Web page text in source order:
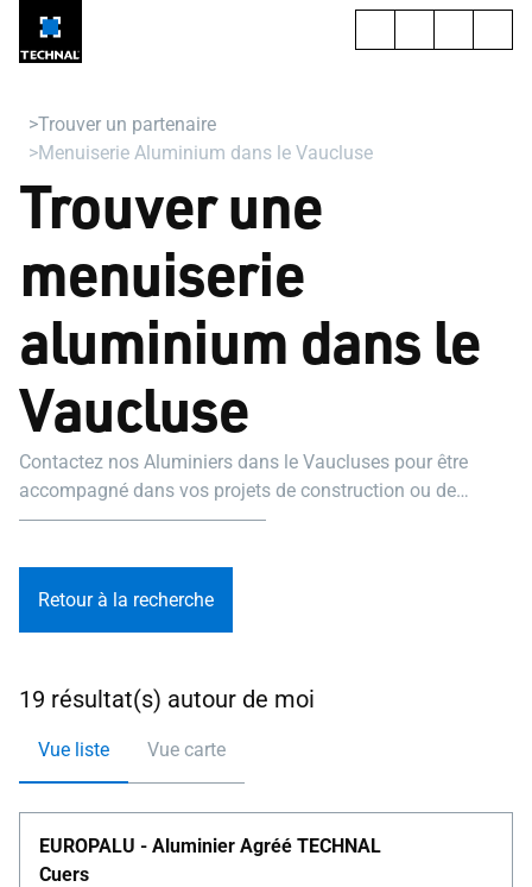
Trouver un partenaire
Menuiserie Aluminium dans le Vaucluse
Trouver une
menuiserie
aluminium dans le
Vaucluse
Contactez nos Aluminiers dans le Vaucluses pour être
accompagné dans vos projets de construction ou de
rénovation.
Retour à la recherche
19 résultat(s) autour de moi
Vue liste Vue carte
EUROPALU - Aluminier Agréé TECHNAL
Cuers